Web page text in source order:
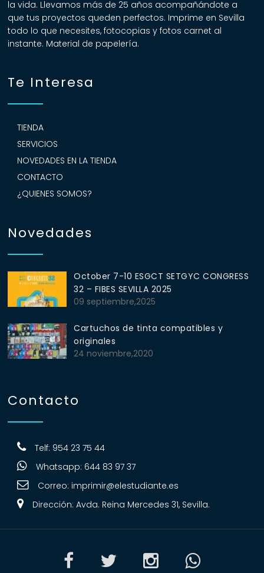
la vida. Llevamos más de 25 años acompañándote a
que tus proyectos queden perfectos. Imprime en Sevilla
todo lo que necesites, fotocopias y fotos carnet al
instante. Material de papelería.
Te Interesa
TIENDA
SERVICIOS
NOVEDADES EN LA TIENDA
CONTACTO
¿QUIENES SOMOS?
Novedades
October 7-10 ESGCT SETGYC CONGRESS
32 – FIBES SEVILLA 2025
09 septiembre,2025
Cartuchos de tinta compatibles y
originales
24 noviembre,2020
Contacto
Telf: 954 23 75 44
Whatsapp: 644 83 97 37
Correo: imprimir@elestudiante.es
Dirección: Avda. Reina Mercedes 31, Sevilla.